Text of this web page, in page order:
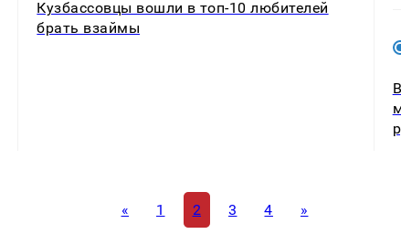
Кузбассовцы вошли в топ-10 любителей
брать взаймы
« 1 2 3 4 »